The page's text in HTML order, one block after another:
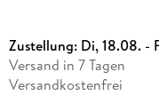
Zustellung: Di, 18.08. -
Versand in 7 Tagen
Versandkostenfrei